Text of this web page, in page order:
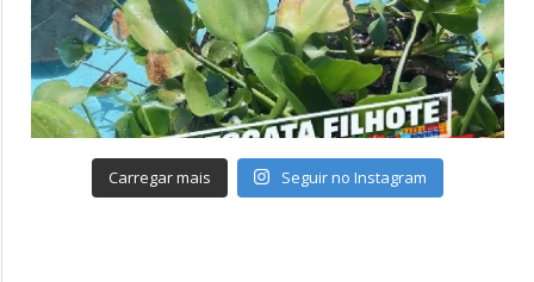
Carregar mais Seguir no Instagram